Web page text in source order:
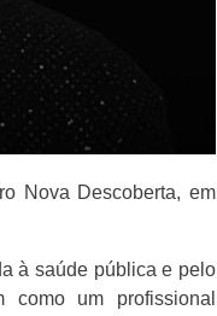
Nova Descoberta, em
à saúde pública e pelo
um profissional